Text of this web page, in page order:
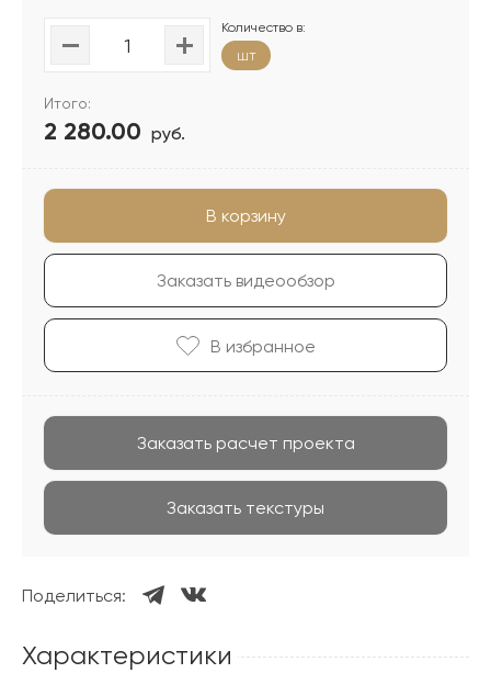
Количество в:
шт
Итого:
2 280.00 руб.
В корзину
Заказать видеообзор
В избранноe
Заказать расчет проекта
Заказать текстуры
Поделиться:
Характеристики